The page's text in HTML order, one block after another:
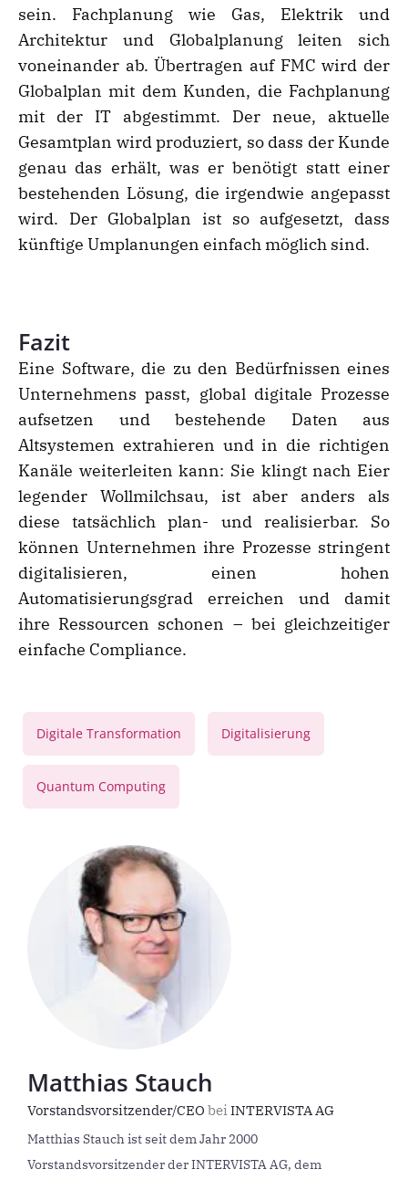
sein. Fachplanung wie Gas, Elektrik und
Architektur und Globalplanung leiten sich
voneinander ab. Übertragen auf FMC wird der
Globalplan mit dem Kunden, die Fachplanung
mit der IT abgestimmt. Der neue, aktuelle
Gesamtplan wird produziert, so dass der Kunde
genau das erhält, was er benötigt statt einer
bestehenden Lösung, die irgendwie angepasst
wird. Der Globalplan ist so aufgesetzt, dass
künftige Umplanungen einfach möglich sind.
Fazit
Eine Software, die zu den Bedürfnissen eines
Unternehmens passt, global digitale Prozesse
aufsetzen und bestehende Daten aus
Altsystemen extrahieren und in die richtigen
Kanäle weiterleiten kann: Sie klingt nach Eier
legender Wollmilchsau, ist aber anders als
diese tatsächlich plan- und realisierbar. So
können Unternehmen ihre Prozesse stringent
digitalisieren, einen hohen
Automatisierungsgrad erreichen und damit
ihre Ressourcen schonen – bei gleichzeitiger
einfache Compliance.
Digitale Transformation Digitalisierung
Quantum Computing
Matthias Stauch
Vorstandsvorsitzender/CEO beiINTERVISTA AG
Matthias Stauch ist seit dem Jahr 2000
Vorstandsvorsitzender der INTERVISTA AG, dem